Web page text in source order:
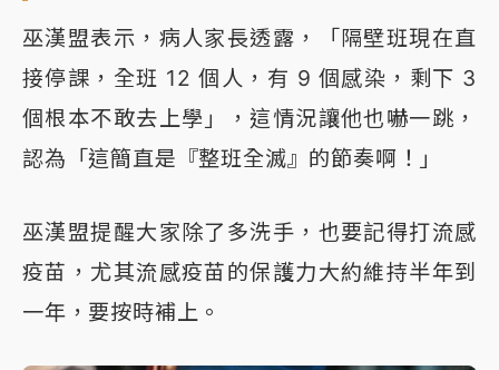
巫漢盟表示，病人家長透露，「隔壁班現在直
接停課，全班 12 個人，有 9 個感染，剩下 3
個根本不敢去上學」，這情況讓他也嚇一跳，
認為「這簡直是『整班全滅』的節奏啊！」
巫漢盟提醒大家除了多洗手，也要記得打流感
疫苗，尤其流感疫苗的保護力大約維持半年到
一年，要按時補上。